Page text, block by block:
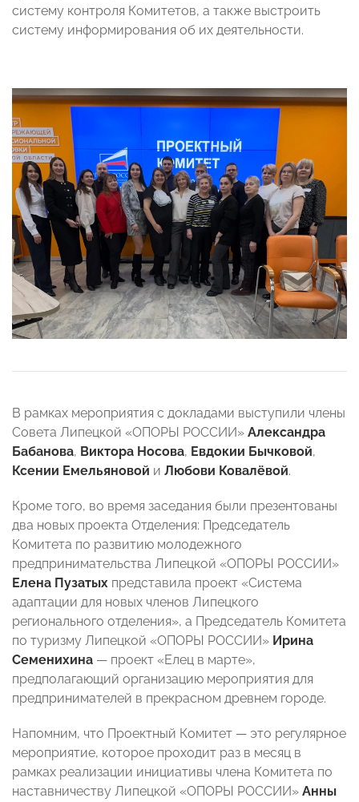
систему контроля Комитетов, а также выстроить
систему информирования об их деятельности.
В рамках мероприятия с докладами выступили члены
Совета Липецкой «ОПОРЫ РОССИИ» Александра
Бабанова, Виктора Носова, Евдокии Бычковой,
Ксении Емельяновой и Любови Ковалёвой.
Кроме того, во время заседания были презентованы
два новых проекта Отделения: Председатель
Комитета по развитию молодежного
предпринимательства Липецкой «ОПОРЫ РОССИИ»
Елена Пузатых представила проект «Система
адаптации для новых членов Липецкого
регионального отделения», а Председатель Комитета
по туризму Липецкой «ОПОРЫ РОССИИ» Ирина
Семенихина — проект «Елец в марте»,
предполагающий организацию мероприятия для
предпринимателей в прекрасном древнем городе.
Напомним, что Проектный Комитет — это регулярное
мероприятие, которое проходит раз в месяц в
рамках реализации инициативы члена Комитета по
наставничеству Липецкой «ОПОРЫ РОССИИ» Анны